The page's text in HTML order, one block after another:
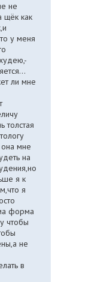
не
щёк как
у меня
ли мне
толстая
она мне
на
я к
я
форма
чтобы
не
в